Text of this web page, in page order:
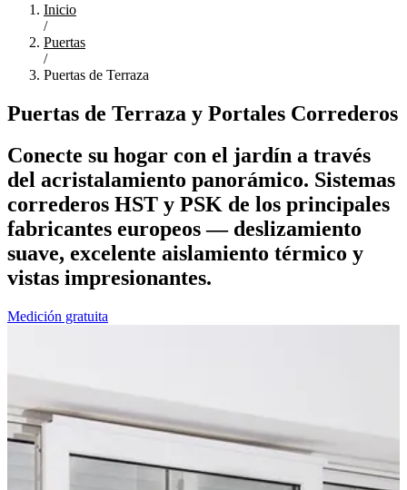
Inicio
/
Puertas
/
Puertas de Terraza
Puertas de Terraza y Portales Correderos
Conecte su hogar con el jardín a través
del acristalamiento panorámico. Sistemas
correderos HST y PSK de los principales
fabricantes europeos — deslizamiento
suave, excelente aislamiento térmico y
vistas impresionantes.
Medición gratuita